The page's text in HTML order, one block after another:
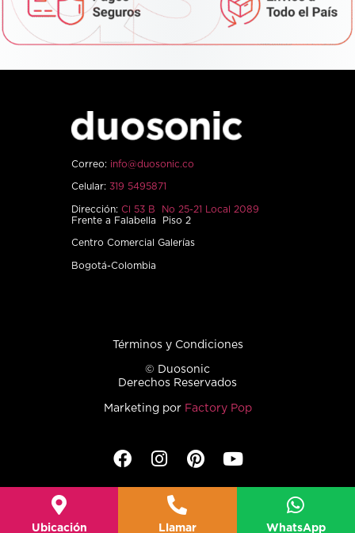
Correo: info@duosonic.co
Celular: 319 5495871
Dirección: Cl 53 B No 25-21 Local 2089
Frente a Falabella Piso 2
Centro Comercial Galerías
Bogotá-Colombia
Términos y Condiciones
© Duosonic
Derechos Reservados
Marketing por Factory Pop
Ubicación Llamar WhatsApp